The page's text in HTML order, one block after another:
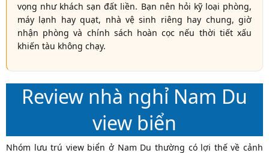
vọng như khách sạn đất liền. Bạn nên hỏi kỹ loại phòng,
máy lạnh hay quạt, nhà vệ sinh riêng hay chung, giờ
nhận phòng và chính sách hoàn cọc nếu thời tiết xấu
khiến tàu không chạy.
Review nhà nghỉ Nam Du
view biển
Nhóm lưu trú view biển ở Nam Du thường có lợi thế về cảnh